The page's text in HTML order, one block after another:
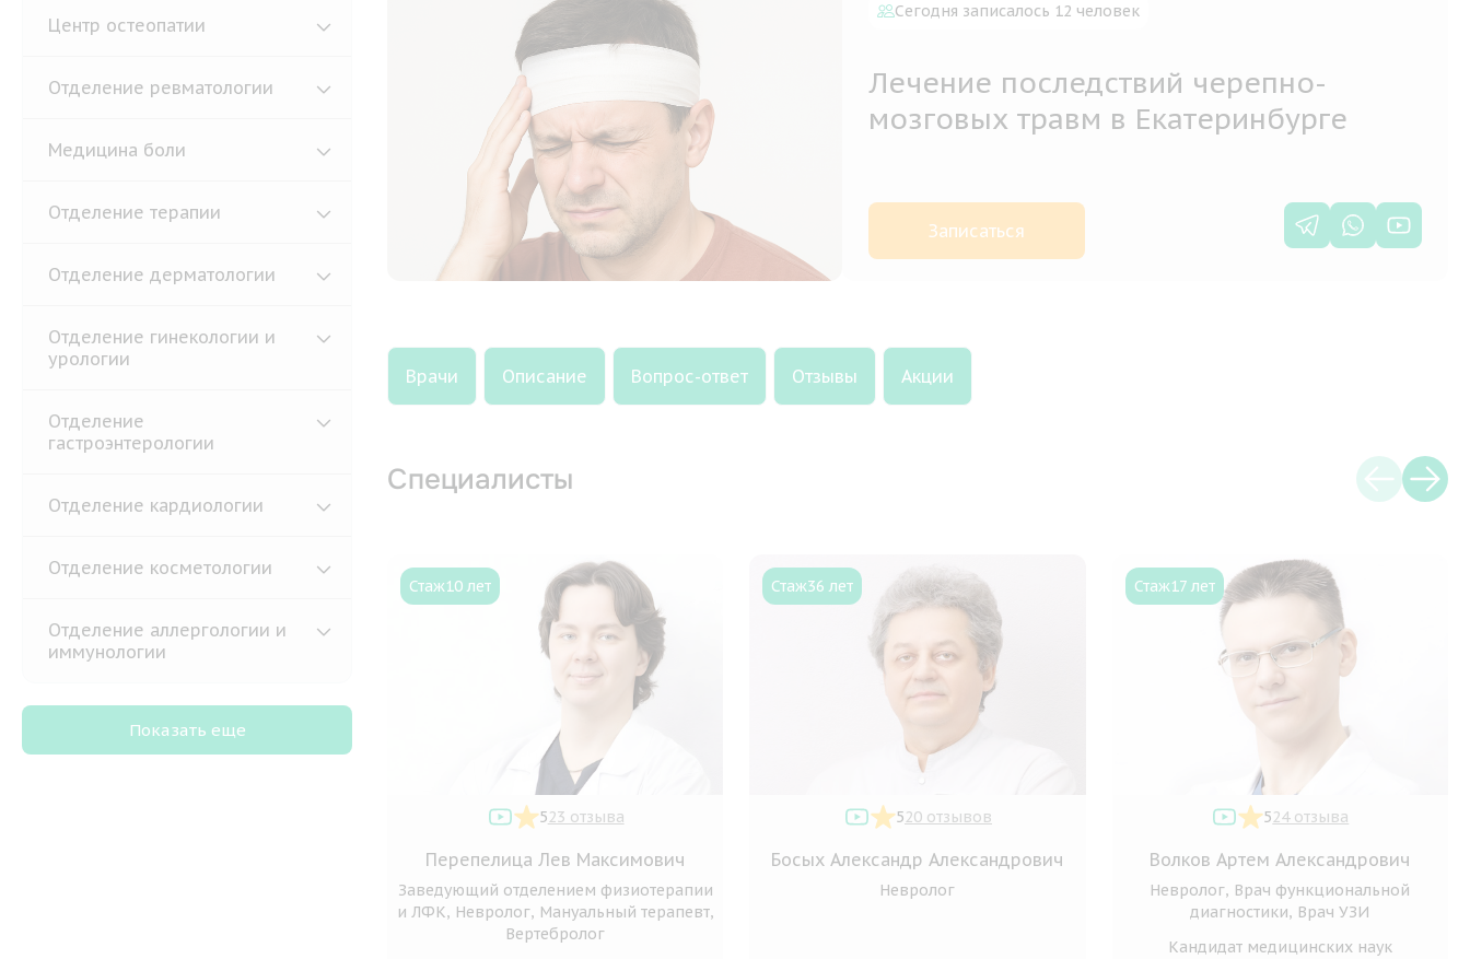
Центр остеопатии
Отделение ревматологии
Медицина боли
Отделение терапии
Отделение дерматологии
Отделение гинекологии и
урологии
Отделение
гастроэнтерологии
Отделение кардиологии
Отделение косметологии
Отделение аллергологии и
иммунологии
Показать еще
Сегодня записалось 12 человек
Лечение последствий черепно-
мозговых травм в Екатеринбурге
Записаться
Врачи Описание Вопрос-ответ Отзывы Акции
Специалисты
Стаж10 лет
523 отзыва
Перепелица Лев Максимович
Заведующий отделением физиотерапии
и ЛФК, Невролог, Мануальный терапевт,
Вертебролог
Стаж36 лет
520 отзывов
Босых Александр Александрович
Невролог
Стаж17 лет
524 отзыва
Волков Артем Александрович
Невролог, Врач функциональной
диагностики, Врач УЗИ
Кандидат медицинских наук